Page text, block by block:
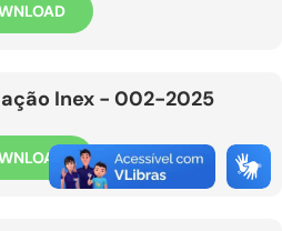
Inex - 002-2025